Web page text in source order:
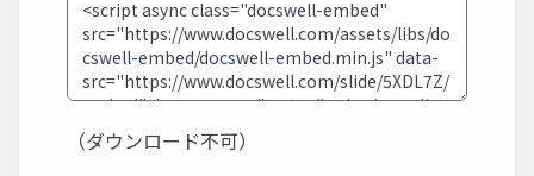
（ダウンロード不可）